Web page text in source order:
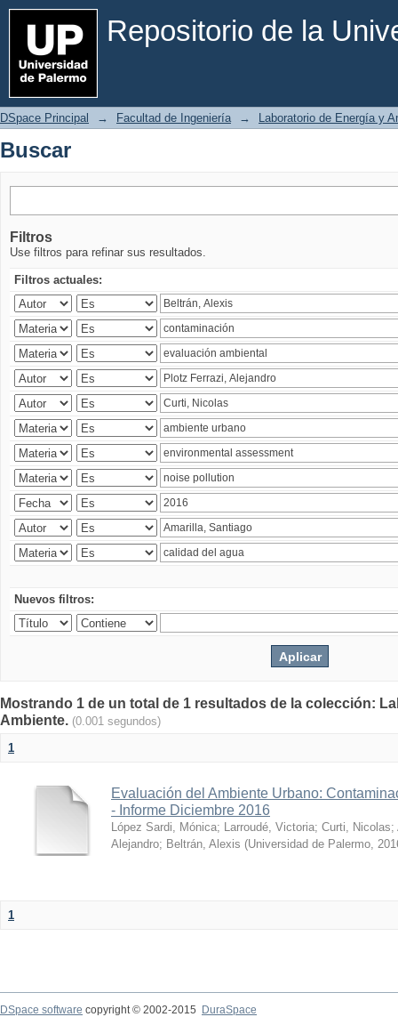
Repositorio de la
Buscar
DSpace Principal → Facultad de Ingeniería → Laboratorio de Energía y
Buscar
Filtros
Use filtros para refinar sus resultados.
Filtros actuales:
Nuevos filtros:
Mostrando 1 de un total de 1 resultados de la colección:
Ambiente. (0.001 segundos)
1
Evaluación del Ambiente Urbano:
- Informe Diciembre 2016
López Sardi, Mónica; Larroudé, Victoria; Curti, Nicolas;
Alejandro; Beltrán, Alexis (Universidad de Palermo,
1
DSpace software copyright © 2002-2015
DuraSpace